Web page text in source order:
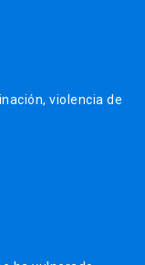
violencia de